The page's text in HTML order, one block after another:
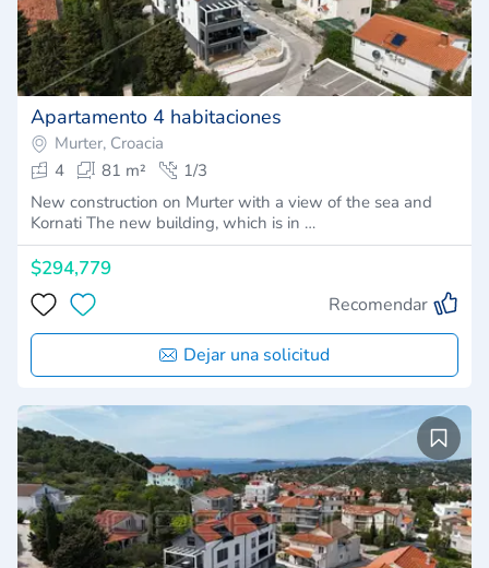
Apartamento 4 habitaciones
Murter, Croacia
4
81 m²
1/3
New construction on Murter with a view of the sea and
Kornati The new building, which is in …
$294,779
Recomendar
Dejar una solicitud